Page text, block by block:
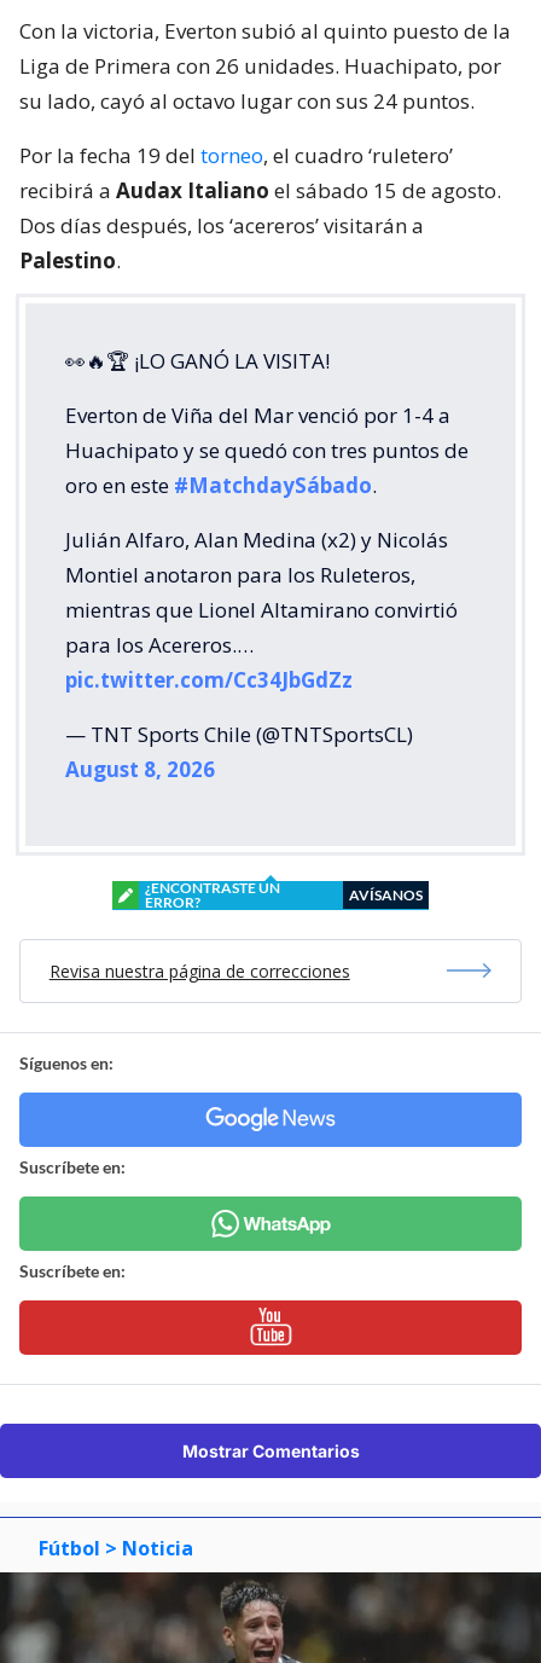
Con la victoria, Everton subió al quinto puesto de la
Liga de Primera con 26 unidades. Huachipato, por
su lado, cayó al octavo lugar con sus 24 puntos.
Por la fecha 19 del torneo, el cuadro ‘ruletero’
recibirá a Audax Italiano el sábado 15 de agosto.
Dos días después, los ‘acereros’ visitarán a
Palestino.
👀🔥🏆 ¡LO GANÓ LA VISITA!
Everton de Viña del Mar venció por 1-4 a
Huachipato y se quedó con tres puntos de
oro en este #MatchdaySábado.
Julián Alfaro, Alan Medina (x2) y Nicolás
Montiel anotaron para los Ruleteros,
mientras que Lionel Altamirano convirtió
para los Acereros.…
pic.twitter.com/Cc34JbGdZz
— TNT Sports Chile (@TNTSportsCL)
August 8, 2026
¿ENCONTRASTE UN
ERROR?
AVÍSANOS
Revisa nuestra página de correcciones
Síguenos en:
Suscríbete en:
Suscríbete en:
Mostrar Comentarios
Fútbol > Noticia